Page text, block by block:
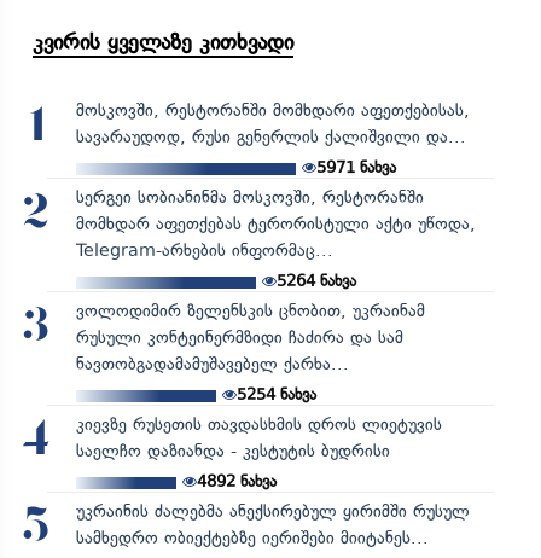
კვირის ყველაზე კითხვადი
1
მოსკოვში, რესტორანში მომხდარი აფეთქებისას,
სავარაუდოდ, რუსი გენერლის ქალიშვილი და...
5971 ნახვა
2
სერგეი სობიანინმა მოსკოვში, რესტორანში
მომხდარ აფეთქებას ტერორისტული აქტი უწოდა,
Telegram-არხების ინფორმაც...
5264ნახვა
3
ვოლოდიმირ ზელენსკის ცნობით, უკრაინამ
რუსული კონტეინერმზიდი ჩაძირა და სამ
ნავთობგადამამუშავებელ ქარხა...
5254ნახვა
4
კიევზე რუსეთის თავდასხმის დროს ლიეტუვის
საელჩო დაზიანდა - კესტუტის ბუდრისი
4892ნახვა
5
უკრაინის ძალებმა ანექსირებულ ყირიმში რუსულ
სამხედრო ობიექტებზე იერიშები მიიტანეს...